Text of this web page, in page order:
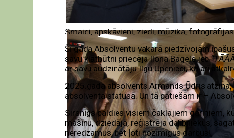
Smaidi, apskāvieni, ziedi, mūzika,
Šī gada Absolventu vakarā piedzīvojām
savu klātbūtni priecēja Ilona Bagele jeb
ar savu audzinātāju Ilgu Upenieci, kā arī
2025.gada absolvents Armands Ūdris
absolventa statusā. Un tā patiešām ir –
Sirsnīgs paldies visiem čaklajiem gariņiem,
mašīnu, dziedāja, reģistrēja dalībniekus,
neredzamus, bet ļoti nozīmīgus darbus!